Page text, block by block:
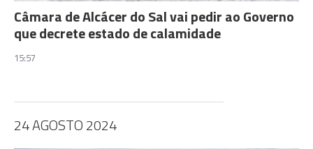
Câmara de Alcácer do Sal vai pedir ao Governo
que decrete estado de calamidade
15:57
24 AGOSTO 2024